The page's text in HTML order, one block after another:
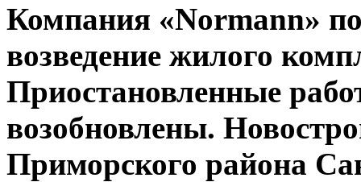
Компания «Normann»
возведение жилого
Приостановленные
возобновлены.
Приморского района